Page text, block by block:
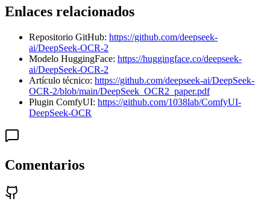
Enlaces relacionados
Repositorio GitHub: https://github.com/deepseek-
ai/DeepSeek-OCR-2
Modelo HuggingFace: https://huggingface.co/deepseek-
ai/DeepSeek-OCR-2
Artículo técnico: https://github.com/deepseek-ai/DeepSeek-
OCR-2/blob/main/DeepSeek_OCR2_paper.pdf
Plugin ComfyUI: https://github.com/1038lab/ComfyUI-
DeepSeek-OCR
Comentarios